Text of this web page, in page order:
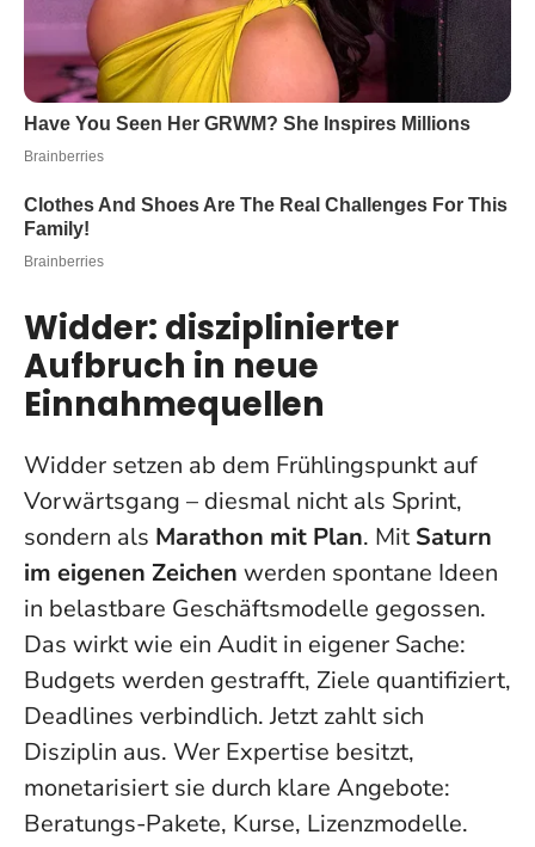
Widder: disziplinierter
Aufbruch in neue
Einnahmequellen
Widder setzen ab dem Frühlingspunkt auf
Vorwärtsgang – diesmal nicht als Sprint,
sondern als Marathon mit Plan. Mit Saturn
im eigenen Zeichen werden spontane Ideen
in belastbare Geschäftsmodelle gegossen.
Das wirkt wie ein Audit in eigener Sache:
Budgets werden gestrafft, Ziele quantifiziert,
Deadlines verbindlich.Jetzt zahlt sich
Disziplin aus. Wer Expertise besitzt,
monetarisiert sie durch klare Angebote:
Beratungs-Pakete, Kurse, Lizenzmodelle.